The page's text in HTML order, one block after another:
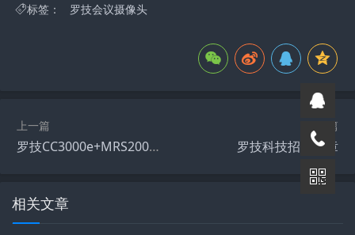
标签： 罗技会议摄像头
上一篇
罗技CC3000e+MRS2000解决方案=“云视频”
下一篇
罗技科技招工简章
相关文章